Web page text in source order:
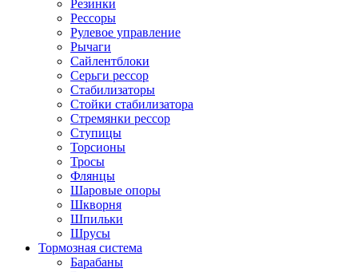
Резинки
Рессоры
Рулевое управление
Рычаги
Сайлентблоки
Серьги рессор
Стабилизаторы
Стойки стабилизатора
Стремянки рессор
Ступицы
Торсионы
Тросы
Флянцы
Шаровые опоры
Шкворня
Шпильки
Шрусы
Тормозная система
Барабаны